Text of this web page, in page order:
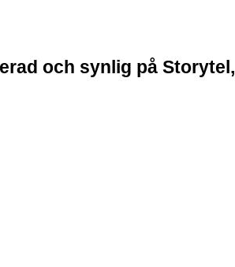
och synlig på Storytel,